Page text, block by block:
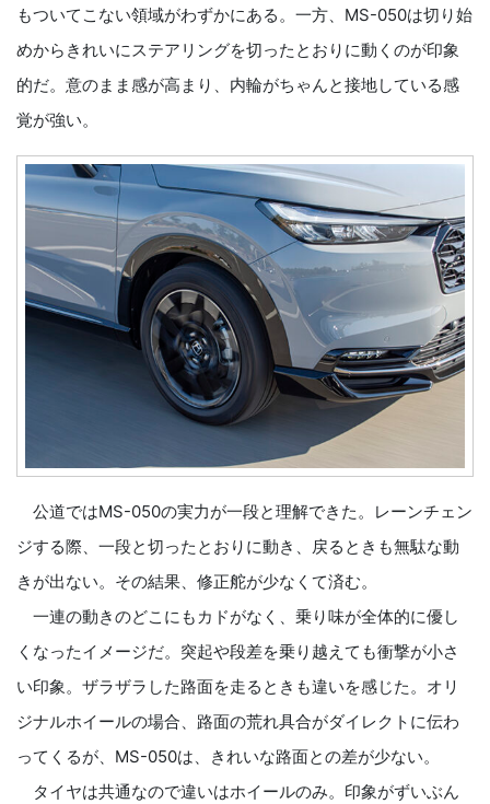
もついてこない領域がわずかにある。一方、MS-050は切り始
めからきれいにステアリングを切ったとおりに動くのが印象
的だ。意のまま感が高まり、内輪がちゃんと接地している感
覚が強い。
公道ではMS-050の実力が一段と理解できた。レーンチェン
ジする際、一段と切ったとおりに動き、戻るときも無駄な動
きが出ない。その結果、修正舵が少なくて済む。
一連の動きのどこにもカドがなく、乗り味が全体的に優し
くなったイメージだ。突起や段差を乗り越えても衝撃が小さ
い印象。ザラザラした路面を走るときも違いを感じた。オリ
ジナルホイールの場合、路面の荒れ具合がダイレクトに伝わ
ってくるが、MS-050は、きれいな路面との差が少ない。
タイヤは共通なので違いはホイールのみ。印象がずいぶん